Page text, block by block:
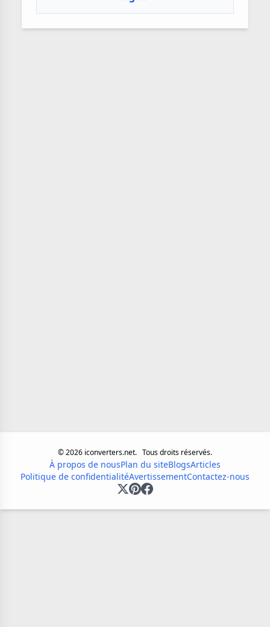
©2026 iconverters.net. Tous droits réservés.
À propos de nousPlan du siteBlogsArticles
Politique de confidentialitéAvertissementContactez-nous